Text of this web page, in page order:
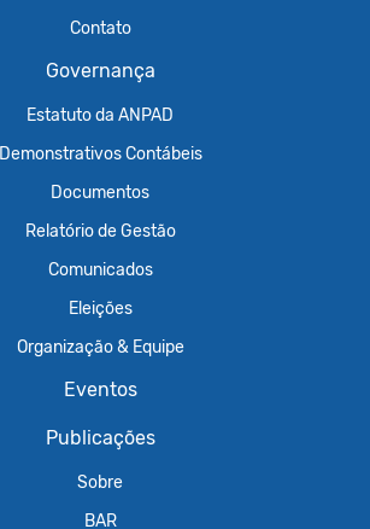
Contato
Governança
Estatuto da ANPAD
Demonstrativos Contábeis
Documentos
Relatório de Gestão
Comunicados
Eleições
Organização & Equipe
Eventos
Publicações
Sobre
BAR